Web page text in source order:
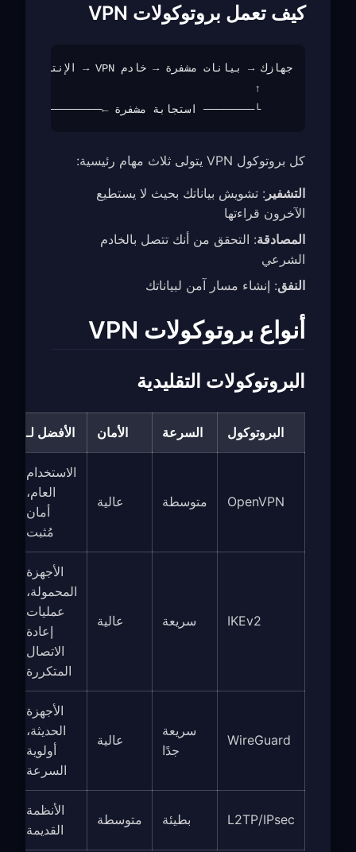
كيف تعمل بروتوكولات VPN
     └──────── استجابة مشفرة ←─────────────┘
كل بروتوكول VPN يتولى ثلاث مهام رئيسية:
التشفير : تشويش بياناتك بحيث لا يستطيع
الآخرون قراءتها
المصادقة: التحقق من أنك تتصل بالخادم
الشرعي
النفق: إنشاء مسار آمن لبياناتك
أنواع بروتوكولات VPN
البروتوكولات التقليدية
البروتوكول السرعة الأمان الأفضل لـ
OpenVPN متوسطة عالية
الاستخدام
العام،
أمان
مُثبت
IKEv2 سريعة عالية
الأجهزة
المحمولة،
عمليات
إعادة
الاتصال
المتكررة
WireGuard
سريعة
جدًا
عالية
الأجهزة
الحديثة،
أولوية
السرعة
L2TP/IPsec بطيئة متوسطة
الأنظمة
القديمة